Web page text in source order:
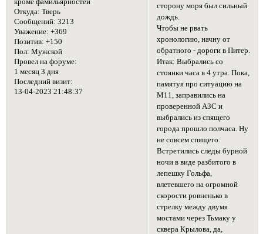
Откуда: Тверь
Сообщений: 3213
Уважение: +369
Позитив: +150
Пол: Мужской
Провел на форуме:
1 месяц 3 дня
Последний визит:
13-04-2023 21:48:37
сторону моря был сильный
дождь.
Чтобы не рвать
хронологию, начну от
обратного - дороги в Питер.
Итак: Выбрались со
стоянки часа в 4 утра. Пока,
памятуя про ситуацию на
М11, заправились на
проверенной АЗС и
выбрались из спящего
города прошло полчаса. Ну
не совсем спящего.
Встретились следы бурной
ночи в виде разбитого в
лепешку Гольфа,
влетевшего на огромной
скорости ровненько в
стрелку между двумя
мостами через Тьмаку у
сквера Крылова, да,